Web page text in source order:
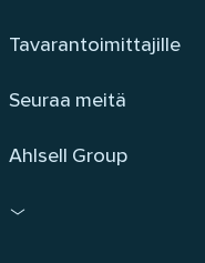
Tavarantoimittajille
Seuraa meitä
Ahlsell Group